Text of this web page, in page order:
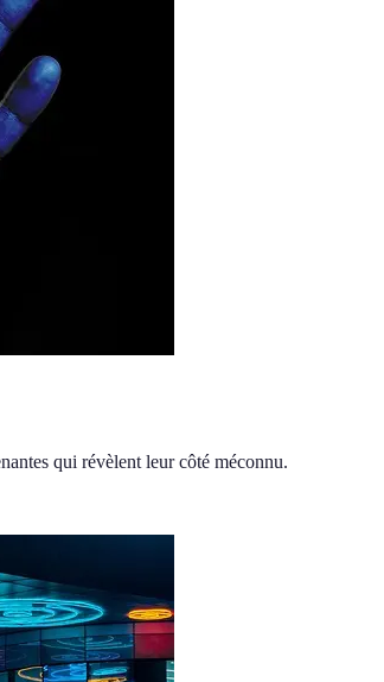
qui révèlent leur côté méconnu.